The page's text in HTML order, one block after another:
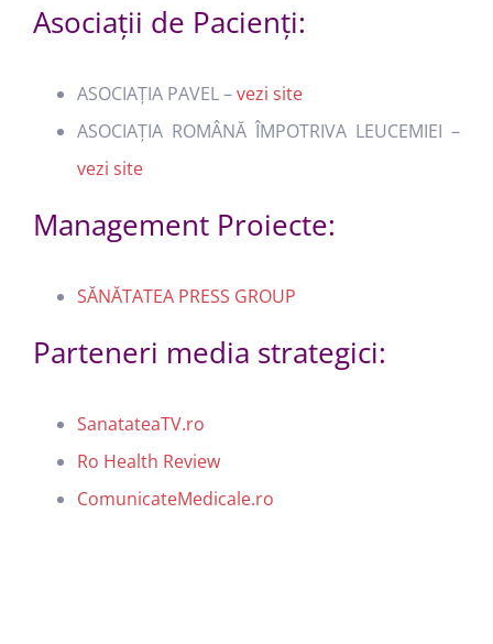
Asociații de Pacienți:
ASOCIAȚIA PAVEL –vezi site
ASOCIAȚIA ROMÂNĂ ÎMPOTRIVA LEUCEMIEI –
vezi site
Management Proiecte:
SĂNĂTATEA PRESS GROUP
Parteneri media strategici:
SanatateaTV.ro
Ro Health Review
ComunicateMedicale.ro